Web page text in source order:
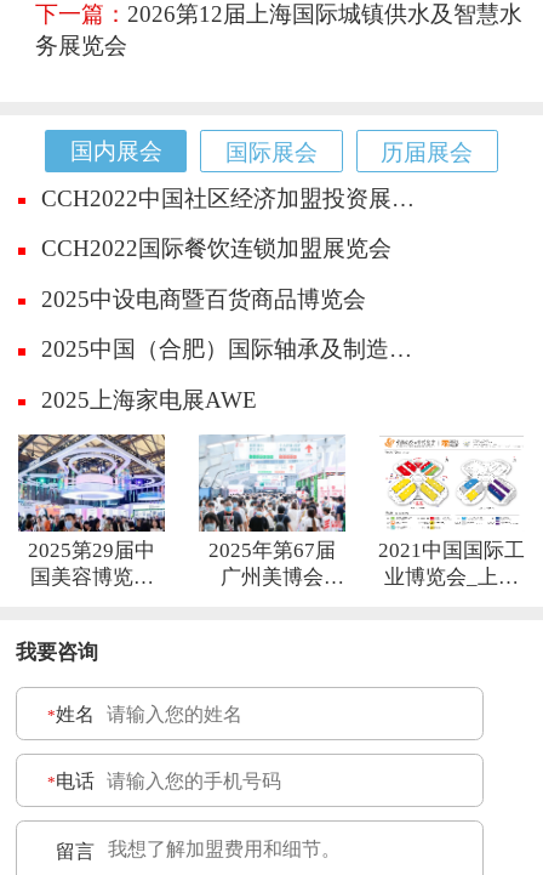
下一篇： 2026第12届上海国际城镇供水及智慧水
务展览会
国内展会 国际展会
历届展会
CCH2022中国社区经济加盟投资展览会
CCH2022国际餐饮连锁加盟展览会
2025中设电商暨百货商品博览会
2025中国（合肥）国际轴承及制造装备展览会
2025上海家电展AWE
2025第29届中
国美容博览会
2025年第67届
广州美博会
2021中国国际工
业博览会_上海
我要咨询
*姓名
*电话
留言